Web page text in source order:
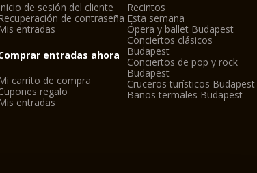
de sesión del cliente
de contraseña
entradas
entradas ahora
carrito de compra
regalo
entradas
Recintos
Esta semana
Ópera y ballet Budapest
Conciertos clásicos
Budapest
Conciertos de pop y rock
Budapest
Cruceros turísticos Budapest
Baños termales Budapest